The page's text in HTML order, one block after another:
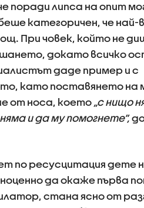
поради липса на опит
категоричен, че най-
При човек, който не
докато всичко
даде пример и с
като поставянето на
от носа, което „с нищо
и да му помогнете”,
по ресусцитация дете
да окаже първа
стана ясно от